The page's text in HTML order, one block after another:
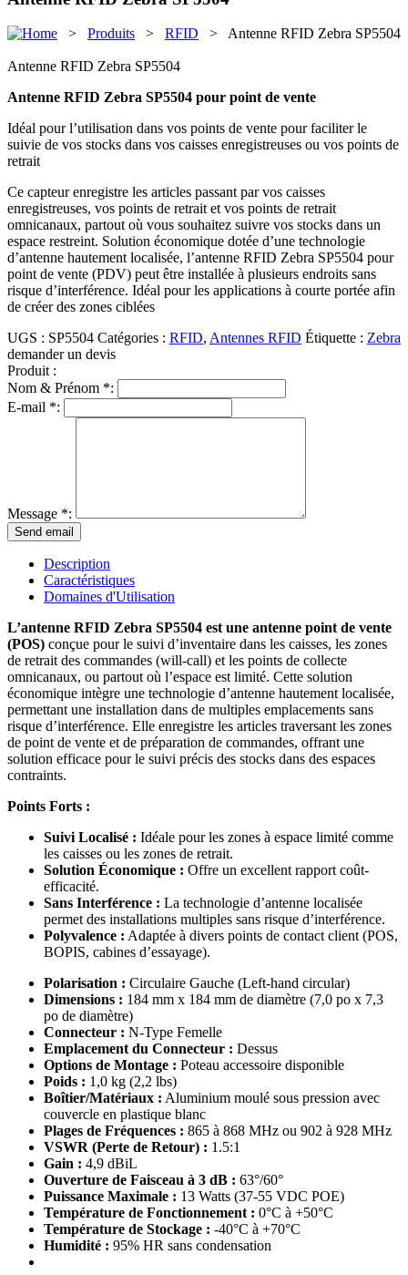
> Produits > RFID > Antenne RFID Zebra SP5504
Antenne RFID Zebra SP5504
Antenne RFID Zebra SP5504 pour point de vente
Idéal pour l’utilisation dans vos points de vente pour faciliter le
suivie de vos stocks dans vos caisses enregistreuses ou vos points de
retrait
Ce capteur enregistre les articles passant par vos caisses
enregistreuses, vos points de retrait et vos points de retrait
omnicanaux, partout où vous souhaitez suivre vos stocks dans un
espace restreint. Solution économique dotée d’une technologie
d’antenne hautement localisée, l’antenne RFID Zebra SP5504 pour
point de vente (PDV) peut être installée à plusieurs endroits sans
risque d’interférence. Idéal pour les applications à courte portée afin
de créer des zones ciblées
UGS : SP5504 Catégories : RFID, Antennes RFID Étiquette : Zebra
demander un devis
Produit :
Nom & Prénom *:
E-mail *:
Message *:
Description
Caractéristiques
Domaines d'Utilisation
L’antenne RFID Zebra SP5504 est une antenne point de vente
(POS) conçue pour le suivi d’inventaire dans les caisses, les zones
de retrait des commandes (will-call) et les points de collecte
omnicanaux, ou partout où l’espace est limité. Cette solution
économique intègre une technologie d’antenne hautement localisée,
permettant une installation dans de multiples emplacements sans
risque d’interférence. Elle enregistre les articles traversant les zones
de point de vente et de préparation de commandes, offrant une
solution efficace pour le suivi précis des stocks dans des espaces
contraints.
Points Forts :
Suivi Localisé : Idéale pour les zones à espace limité comme
les caisses ou les zones de retrait.
Solution Économique : Offre un excellent rapport coût-
efficacité.
Sans Interférence : La technologie d’antenne localisée
permet des installations multiples sans risque d’interférence.
Polyvalence : Adaptée à divers points de contact client (POS,
BOPIS, cabines d’essayage).
Polarisation : Circulaire Gauche (Left-hand circular)
Dimensions : 184 mm x 184 mm de diamètre (7,0 po x 7,3
po de diamètre)
Connecteur : N-Type Femelle
Emplacement du Connecteur : Dessus
Options de Montage : Poteau accessoire disponible
Poids : 1,0 kg (2,2 lbs)
Boîtier/Matériaux : Aluminium moulé sous pression avec
couvercle en plastique blanc
Plages de Fréquences : 865 à 868 MHz ou 902 à 928 MHz
VSWR (Perte de Retour) : 1.5:1
Gain : 4,9 dBiL
Ouverture de Faisceau à 3 dB : 63°/60°
Puissance Maximale : 13 Watts (37-55 VDC POE)
Température de Fonctionnement : 0°C à +50°C
Température de Stockage : -40°C à +70°C
Humidité : 95% HR sans condensation